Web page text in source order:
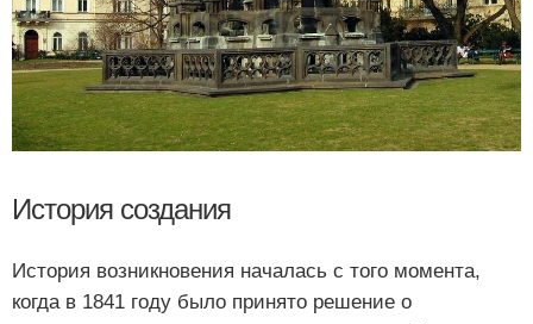
История создания
История возникновения началась с того момента,
когда в 1841 году было принято решение о